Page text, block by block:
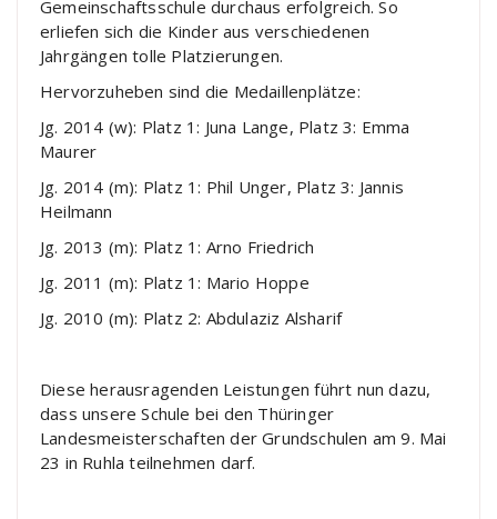
Gemeinschaftsschule durchaus erfolgreich. So
erliefen sich die Kinder aus verschiedenen
Jahrgängen tolle Platzierungen.
Hervorzuheben sind die Medaillenplätze:
Jg. 2014 (w): Platz 1: Juna Lange, Platz 3: Emma
Maurer
Jg. 2014 (m): Platz 1: Phil Unger, Platz 3: Jannis
Heilmann
Jg. 2013 (m): Platz 1: Arno Friedrich
Jg. 2011 (m): Platz 1: Mario Hoppe
Jg. 2010 (m): Platz 2: Abdulaziz Alsharif
Diese herausragenden Leistungen führt nun dazu,
dass unsere Schule bei den Thüringer
Landesmeisterschaften der Grundschulen am 9. Mai
23 in Ruhla teilnehmen darf.